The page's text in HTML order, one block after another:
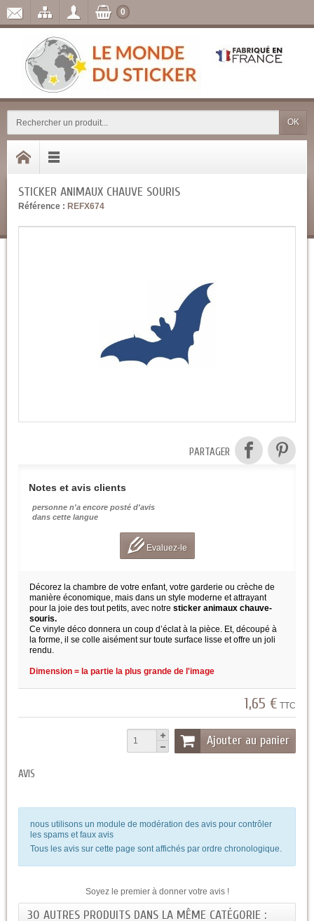
OK
0
STICKER ANIMAUX CHAUVE SOURIS
Référence : REFX674
PARTAGER
Notes et avis clients
personne n'a encore posté d'avis
dans cette langue
Evaluez-le
Décorez la chambre de votre enfant, votre garderie ou crèche de
manière économique, mais dans un style moderne et attrayant
pour la joie des tout petits, avec notre sticker animaux chauve-
souris.
Ce vinyle déco donnera un coup d’éclat à la pièce. Et, découpé à
la forme, il se colle aisément sur toute surface lisse et offre un joli
rendu.
Dimension = la partie la plus grande de l'image
1,65 € TTC
Ajouter au panier
AVIS
nous utilisons un module de modération des avis pour contrôler
les spams et faux avis
Tous les avis sur cette page sont affichés par ordre chronologique.
Soyez le premier à donner votre avis !
30 AUTRES PRODUITS DANS LA MÊME CATÉGORIE :